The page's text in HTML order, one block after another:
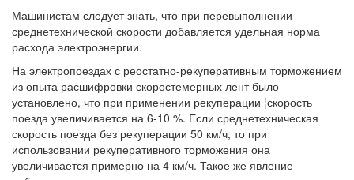
Машинистам следует знать, что при перевыполнении
среднетехнической скорости добавляется удельная норма
расхода электроэнергии.
На электропоездах с реостатно-рекуперативным торможением
из опыта расшифровки скоростемерных лент было
установлено, что при применении рекуперации ¦скорость
поезда увеличивается на 6-10 %. Если среднетехническая
скорость поезда без рекуперации 50 км/ч, то при
использовании рекуперативного торможения она
увеличивается примерно на 4 км/ч. Такое же явление